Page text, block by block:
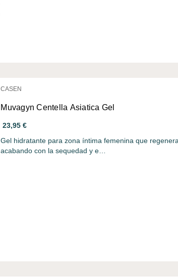
CASEN
Muvagyn Centella Asiatica Gel
23,95 €
Gel hidratante para zona íntima femenina que
acabando con la sequedad y e…